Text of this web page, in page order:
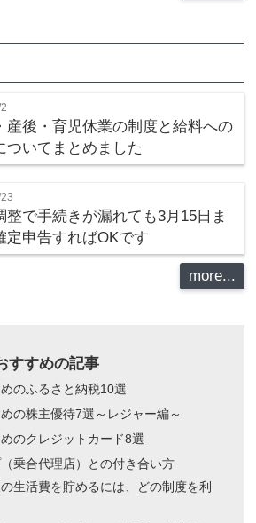
産後・育児休業の制度と給料への
ついてまとめました
整で手続きが漏れても3月15日ま
定申告すればOKです
more...
すすめの記事
のふるさと納税10選
の株主優待7選～レジャー編～
のクレジットカード8選
乗合代理店）との付き合い方
生活費を貯めるには、どの制度を利